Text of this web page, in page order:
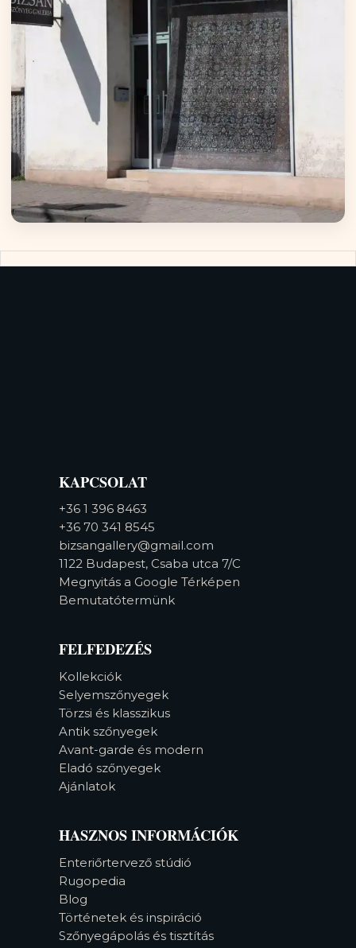
KAPCSOLAT
+36 1 396 8463
+36 70 341 8545
bizsangallery@gmail.com
1122 Budapest, Csaba utca 7/C
Megnyitás a Google Térképen
Bemutatótermünk
FELFEDEZÉS
Kollekciók
Selyemszőnyegek
Törzsi és klasszikus
Antik szőnyegek
Avant-garde és modern
Eladó szőnyegek
Ajánlatok
HASZNOS INFORMÁCIÓK
Enteriőrtervező stúdió
Rugopedia
Blog
Történetek és inspiráció
Szőnyegápolás és tisztítás